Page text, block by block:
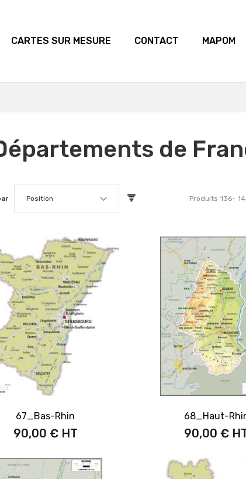
CARTES SUR MESURE CONTACT MAPOM
de
Position Produits 136-
67_Bas-Rhin
90,00 €
68_Haut-
90,00 €